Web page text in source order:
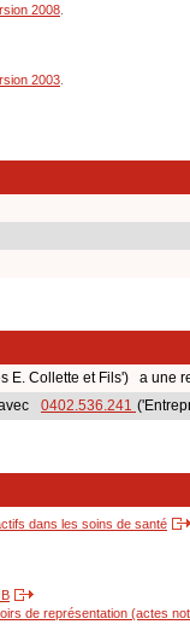
2008
2003
E. Collette et Fils') a une
0402.536.241
dans les soins de santé
de représentation (actes